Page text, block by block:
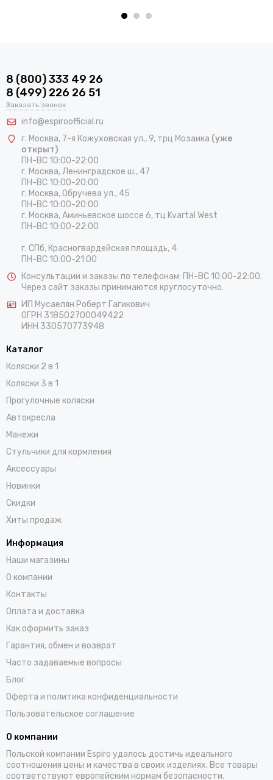
8 (800) 333 49 26
8 (499) 226 26 51
Заказать звонок
info@espiroofficial.ru
г. Москва, 7-я Кожуховская ул., 9, трц Мозаика
открыт)
ПН-ВС 10:00-22:00
г. Москва,Ленинградское ш., 47
ПН-ВС 10:00-20:00
г. Москва, Обручева ул., 45
ПН-ВС 10:00-20:00
ПН-ВС 10:00-22:00
г. СПб, Красногвардейская площадь, 4
ПН-ВС 10:00-21:00
Консультации и заказы по телефонам:
Через сайт заказы принимаются круглосуточно.
ИП Мусаелян Роберт Гагикович
ИНН 330570773948
Коляски 3 в 1
Прогулочные коляски
Манежи
Стульчики для кормления
Новинки
Скидки
Хиты продаж
Контакты
Оплата и доставка
Как оформить заказ
Гарантия, обмен и возврат
Блог
Пользовательское соглашение
О компании